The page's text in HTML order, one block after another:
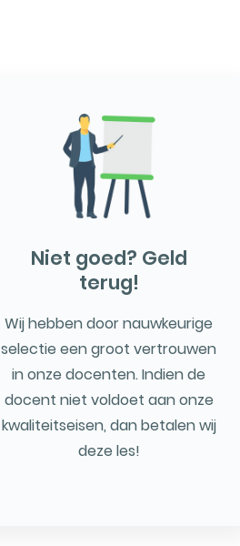
Niet goed? Geld
terug!
Wij hebben door nauwkeurige
selectie een groot vertrouwen
in onze docenten. Indien de
docent niet voldoet aan onze
kwaliteitseisen, dan betalen wij
deze les!